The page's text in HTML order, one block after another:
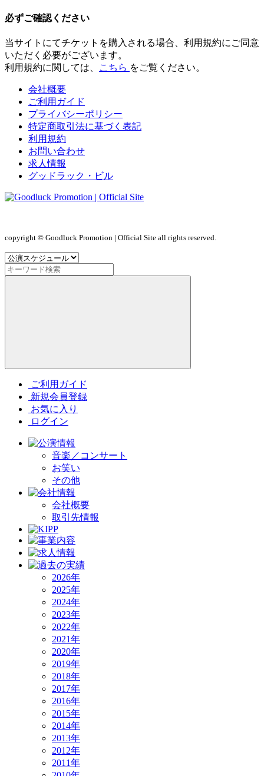
必ずご確認ください
当サイトにてチケットを購入される場合、 利用規約にご同意
いただく必要がございます。
利用規約に関しては、
こちら をご覧ください。
会社概要
ご利用ガイド
プライバシーポリシー
特定商取引法に基づく表記
利用規約
お問い合わせ
求人情報
グッドラック・ビル
copyright © Goodluck Promotion | Official Site all rights reserved.
ご利用ガイド
新規会員登録
お気に入り
ログイン
音楽／コンサート
お笑い
その他
会社概要
取引先情報
2026年
2025年
2024年
2023年
2022年
2021年
2020年
2019年
2018年
2017年
2016年
2015年
2014年
2013年
2012年
2011年